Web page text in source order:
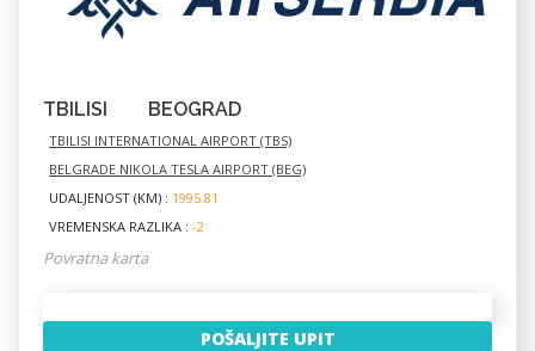
TBILISI BEOGRAD
TBILISI INTERNATIONAL AIRPORT (TBS)
BELGRADE NIKOLA TESLA AIRPORT (BEG)
UDALJENOST (KM) : 1995.81
VREMENSKA RAZLIKA : -2
Povratna karta
POŠALJITE UPIT